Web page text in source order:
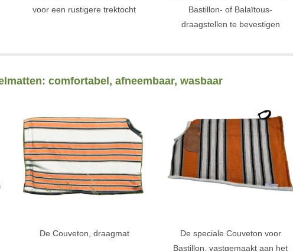
voor een rustigere trektocht
Bastillon- of Balaïtous-
draagstellen te bevestigen
comfortabel, afneembaar, wasbaar
De Couveton, draagmat
De speciale Couveton voor
Bastillon, vastgemaakt aan het